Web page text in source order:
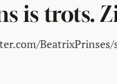
is trots.
BeatrixPrinses/